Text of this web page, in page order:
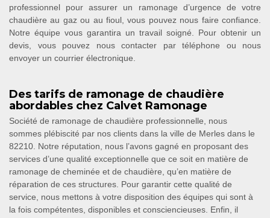
professionnel pour assurer un ramonage d’urgence de votre
chaudière au gaz ou au fioul, vous pouvez nous faire confiance.
Notre équipe vous garantira un travail soigné. Pour obtenir un
devis, vous pouvez nous contacter par téléphone ou nous
envoyer un courrier électronique.
Des tarifs de ramonage de chaudière
abordables chez Calvet Ramonage
Société de ramonage de chaudière professionnelle, nous
sommes plébiscité par nos clients dans la ville de Merles dans le
82210. Notre réputation, nous l’avons gagné en proposant des
services d’une qualité exceptionnelle que ce soit en matière de
ramonage de cheminée et de chaudière, qu’en matière de
réparation de ces structures. Pour garantir cette qualité de
service, nous mettons à votre disposition des équipes qui sont à
la fois compétentes, disponibles et consciencieuses. Enfin, il